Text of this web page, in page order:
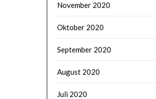
November 2020
Oktober 2020
September 2020
August 2020
Juli 2020